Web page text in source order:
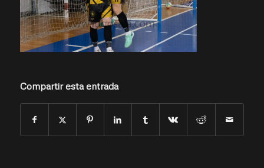
Compartir esta entrada